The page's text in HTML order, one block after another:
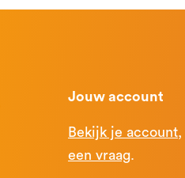
Jouw account
Bekijk je account,
een vraag.